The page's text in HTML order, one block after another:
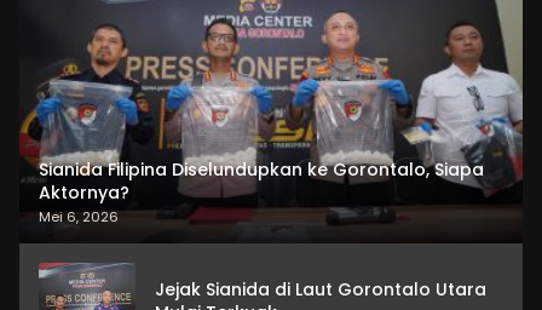
Sianida Filipina Diselundupkan ke Gorontalo, Siapa
Aktornya?
Mei 6, 2026
Jejak Sianida di Laut Gorontalo Utara